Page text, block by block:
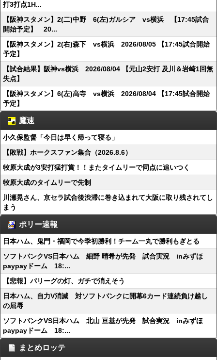
打3打点1H...
【阪神スタメン】2(二)中野 6(左)ガルシア vs横浜 【17:45試合
開始予定】 20...
【阪神スタメン】2(右)森下 vs横浜 2026/08/05 【17:45試合開始
予定】
【試合結果】阪神vs横浜 2026/08/04 【元山2安打 及川＆岩崎1回無
失点】
【阪神スタメン】6(左)高寺 vs横浜 2026/08/04 【17:45試合開始
予定】
鷹速
小久保監督「今日は早く帰って寝る」
【敗戦】ホークスファン集合（2026.8.6）
牧原大成が3安打猛打賞！！またタイムリーで同点に追いつく
牧原大成のタイムリーで先制
川瀬晃さん、京セラ試合後渋滞に巻き込まれて大阪に取り残されてし
まう
ポリー速報
日本ハム、鬼門・福岡で今季初勝利！チーム一丸で勝利もぎとる
ソフトバンクVS日本ハム 細野 晴希が先発 試合実況 inみずほ
paypayドーム 18:...
【悲報】パリーグの灯、ガチで消えそう
日本ハム、自力V消滅 対ソフトバンクに開幕6カード連続負け越し
の屈辱
ソフトバンクVS日本ハム 北山 亘基が先発 試合実況 inみずほ
paypayドーム 18:...
まとめロッテ